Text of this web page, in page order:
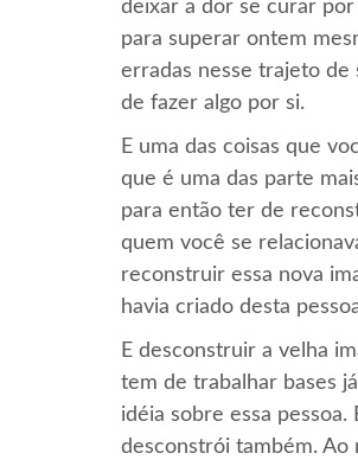
deixar a dor se curar
para superar ontem
erradas nesse trajeto
de fazer algo por si.
E uma das coisas que
que é uma das parte
para então ter de
quem você se
reconstruir essa nova
havia criado desta
E desconstruir a velha
tem de trabalhar bases
idéia sobre essa
desconstrói também. Ao